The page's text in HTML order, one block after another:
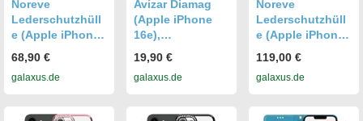
Noreve
Lederschutzhüll
e (Apple iPhone
Smartphone
Hülle, Blau
68,90 €
galaxus.de
Avizar Diamag
(Apple iPhone
16e),
Hülle, Silber
19,90 €
galaxus.de
Noreve
Lederschutzhüll
e (Apple iPhone
Smartphone
Hülle, Rot
119,00 €
galaxus.de